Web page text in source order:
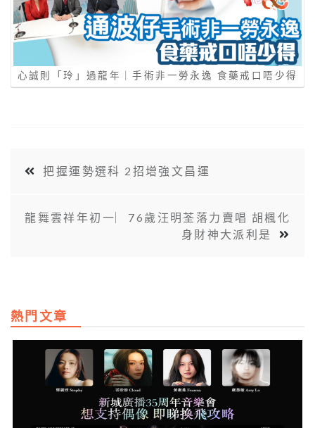
心誠則「玲」過龍年｜⼿術非⼀勞永逸 食藥戒⼝唔少得
把握運勢選科 2招增強文昌運
龍舞雲祥年初一︳76歲汪明荃落力賣唱 胡楓化
身財神大派利是
熱門文章